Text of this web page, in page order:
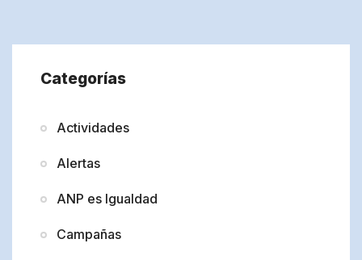
Categorías
Actividades
Alertas
ANP es Igualdad
Campañas